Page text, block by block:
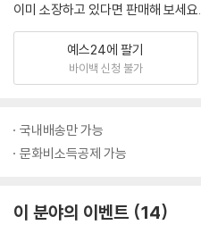
이미 소장하고 있다면 판매해 보세요.
예스24에 팔기
바이백 신청 불가
국내배송만 가능
문화비소득공제 가능
이 분야의 이벤트 14